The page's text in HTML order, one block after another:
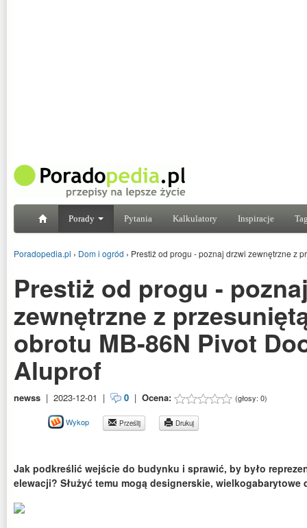
Porady Pytania Kalkulatory Inspiracje
Poradopedia.pl › Dom i ogród › Prestiż od progu - poznaj drzwi zewnętrzne z
Prestiż od progu -
zewnętrzne z
obrotu MB-86N Pivot
Aluprof
newss | 2023-12-01 | 0 | Ocena: (głosy: 0)
Wykop Prześlij Drukuj
Jak podkreślić wejście do budynku i sprawić, by było
elewacji? Służyć temu mogą designerskie, wielkogabarytowe